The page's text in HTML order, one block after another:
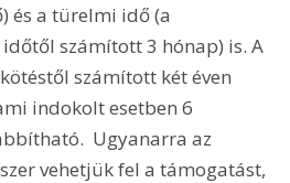
és a türelmi idő (a
számított 3 hónap) is. A
számított két éven
indokolt esetben 6
Ugyanarra az
vehetjük fel a támogatást,